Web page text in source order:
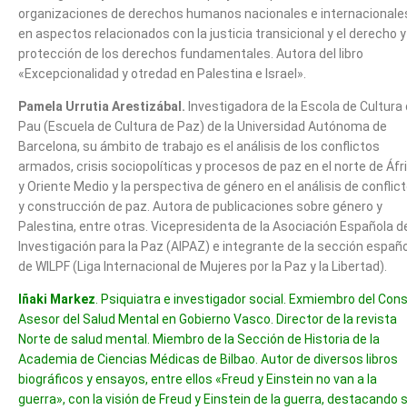
organizaciones de derechos humanos nacionales e
en aspectos relacionados con la justicia transicional y el derecho y
protección de los derechos fundamentales. Autora del libro
«Excepcionalidad y otredad en Palestina e Israel».
Pamela Urrutia Arestizábal. Investigadora de la Escola de Cultura
Pau (Escuela de Cultura de Paz) de la Universidad Autónoma de
Barcelona, su ámbito de trabajo es el análisis de los conflictos
armados, crisis sociopolíticas y procesos de paz en el norte de
y Oriente Medio y la perspectiva de género en el análisis de
y construcción de paz. Autora de publicaciones sobre género y
Palestina, entre otras. Vicepresidenta de la Asociación Española
Investigación para la Paz (AIPAZ) e integrante de la sección
de WILPF (Liga Internacional de Mujeres por la Paz y la Libertad).
Iñaki Markez . Psiquiatra e investigador social. Exmiembro del
Asesor del Salud Mental en Gobierno Vasco. Director de la revista
Norte de salud mental. Miembro de la Sección de Historia de la
Academia de Ciencias Médicas de Bilbao. Autor de diversos libros
biográficos y ensayos, entre ellos «Freud y Einstein no van a la
guerra», con la visión de Freud y Einstein de la guerra, destacando